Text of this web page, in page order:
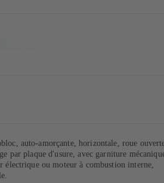
auto-amorçante, horizontale, roue
par plaque d'usure, avec garniture
électrique ou moteur à combustion interne,